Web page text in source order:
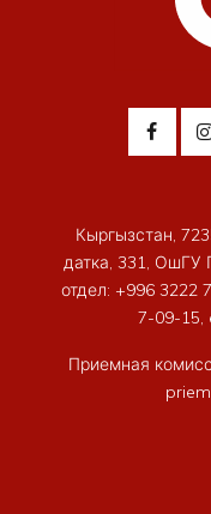
Кыргызстан,
датка, 331, ОшГУ
отдел: +996 3222
7-09-15,
Приемная